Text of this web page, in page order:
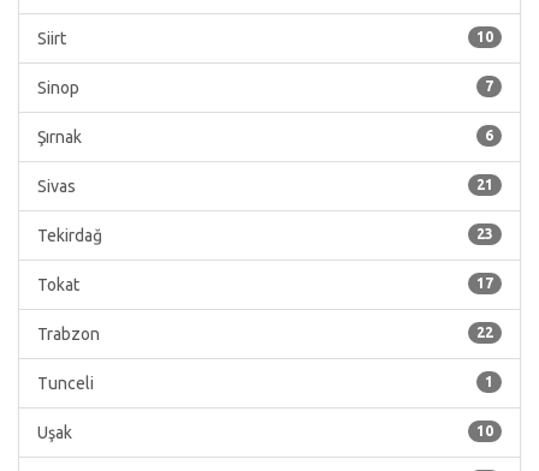
10
Siirt
7
Sinop
6
Şırnak
21
Sivas
23
Tekirdağ
17
Tokat
22
Trabzon
1
Tunceli
10
Uşak